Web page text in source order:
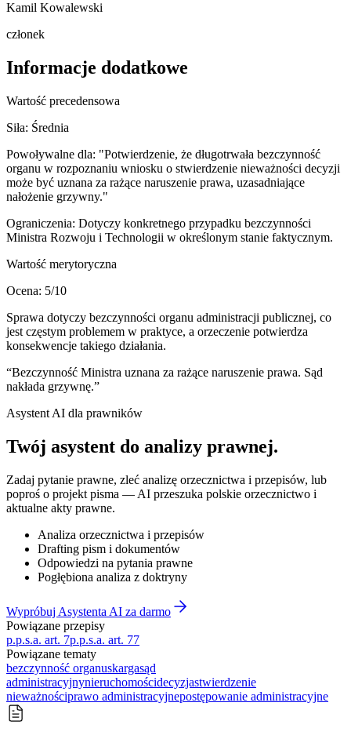
Kamil Kowalewski
członek
Informacje dodatkowe
Wartość precedensowa
Siła: Średnia
Powoływalne dla: "Potwierdzenie, że długotrwała bezczynność
organu w rozpoznaniu wniosku o stwierdzenie nieważności decyzji
może być uznana za rażące naruszenie prawa, uzasadniające
nałożenie grzywny."
Ograniczenia: Dotyczy konkretnego przypadku bezczynności
Ministra Rozwoju i Technologii w określonym stanie faktycznym.
Wartość merytoryczna
Ocena: 5/10
Sprawa dotyczy bezczynności organu administracji publicznej, co
jest częstym problemem w praktyce, a orzeczenie potwierdza
konsekwencje takiego działania.
“Bezczynność Ministra uznana za rażące naruszenie prawa. Sąd
nakłada grzywnę.”
Asystent AI dla prawników
Twój asystent do analizy prawnej.
Zadaj pytanie prawne, zleć analizę orzecznictwa i przepisów, lub
poproś o projekt pisma — AI przeszuka polskie orzecznictwo i
aktualne akty prawne.
Analiza orzecznictwa i przepisów
Drafting pism i dokumentów
Odpowiedzi na pytania prawne
Pogłębiona analiza z doktryny
Wypróbuj Asystenta AI za darmo
Powiązane przepisy
p.p.s.a. art. 7p.p.s.a. art. 77
Powiązane tematy
bezczynność organuskargasąd
administracyjnynieruchomościdecyzjastwierdzenie
nieważnościprawo administracyjnepostępowanie administracyjne